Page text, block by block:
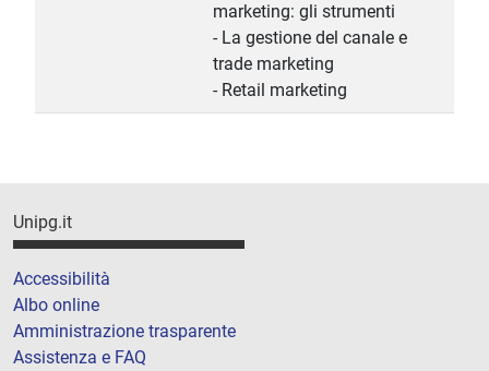
marketing: gli strumenti
- La gestione del canale e
trade marketing
- Retail marketing
Unipg.it
Accessibilità
Albo online
Amministrazione trasparente
Assistenza e FAQ